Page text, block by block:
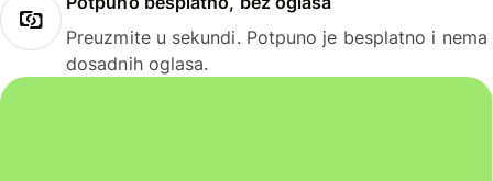
Preuzmite u sekundi. Potpuno je besplatno i nema
dosadnih oglasa.